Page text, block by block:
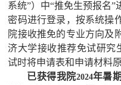
系统”）中“推免生预报名
密码进行登录，按系统操
院接收推免的专业方向及
济大学接收推荐免试研究
试时将申请表和申请材料
已获得我院2024年暑